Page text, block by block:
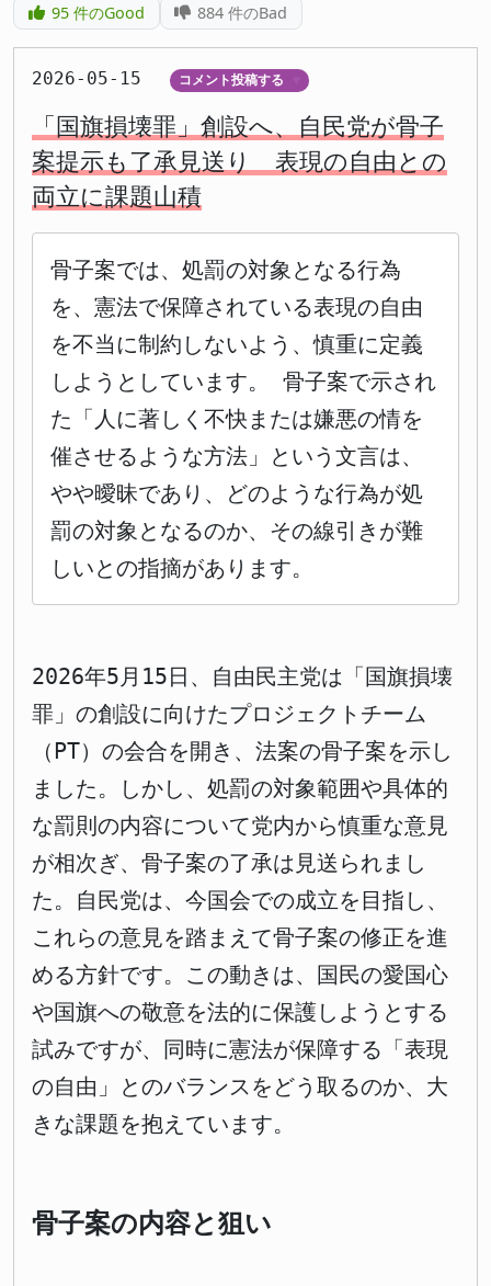
95件のGood 884 件のBad
2026-05-15 コメント投稿する
「国旗損壊罪」創設へ、自民党が骨子
案提示も了承見送り 表現の自由との
両立に課題山積
骨子案では、処罰の対象となる行為
を、憲法で保障されている表現の自由
を不当に制約しないよう、慎重に定義
しようとしています。 骨子案で示され
た「人に著しく不快または嫌悪の情を
催させるような方法」という文言は、
やや曖昧であり、どのような行為が処
罰の対象となるのか、その線引きが難
しいとの指摘があります。
2026年5月15日、自由民主党は「国旗損壊
罪」の創設に向けたプロジェクトチーム
（PT）の会合を開き、法案の骨子案を示し
ました。しかし、処罰の対象範囲や具体的
な罰則の内容について党内から慎重な意見
が相次ぎ、骨子案の了承は見送られまし
た。自民党は、今国会での成立を目指し、
これらの意見を踏まえて骨子案の修正を進
める方針です。この動きは、国民の愛国心
や国旗への敬意を法的に保護しようとする
試みですが、同時に憲法が保障する「表現
の自由」とのバランスをどう取るのか、大
きな課題を抱えています。
骨子案の内容と狙い